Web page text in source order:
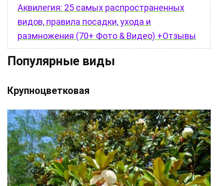
Аквилегия: 25 самых распространенных
видов, правила посадки, ухода и
размножения (70+ Фото & Видео) +Отзывы
Популярные виды
Крупноцветковая